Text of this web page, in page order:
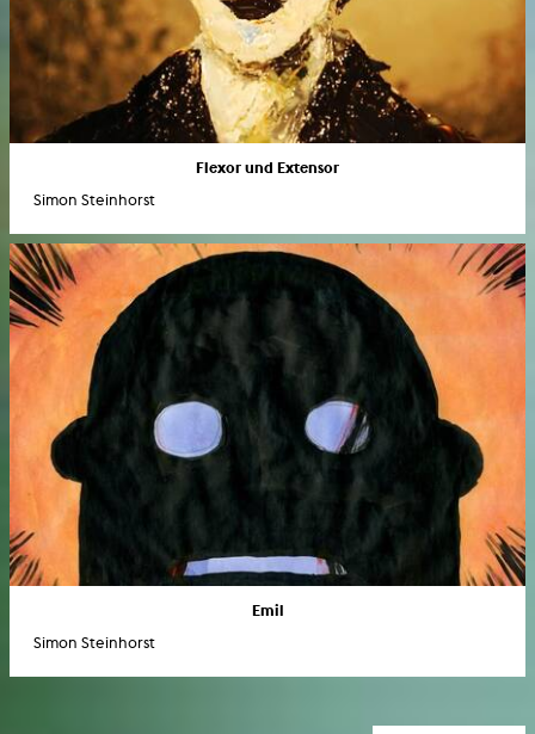
Flexor und Extensor
Simon Steinhorst
Emil
Simon Steinhorst